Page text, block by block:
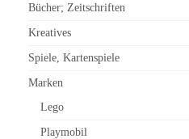
Bücher; Zeitschriften
Kreatives
Spiele, Kartenspiele
Marken
Lego
Playmobil